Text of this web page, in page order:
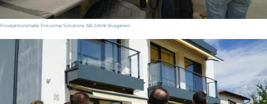
Produktionshalle Precomp Solutions AB ©AHK Bulgarien